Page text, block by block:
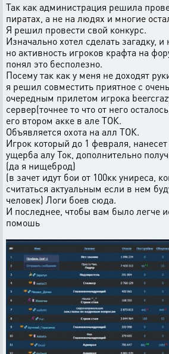
Так как администрация решила
пиратах, а не на людях и многие
Я решил провести свой конкурс.
Изначально хотел сделать загадку,
но активность игроков крафта на
понял это бесполезно.
Посему так как у меня не доходят
я решил совместить приятное с
очередным прилетом игрока
сервер(точнее то что от него
его втором акке в але ТОК.
Объявляется охота на алл ТОК.
Игрок который до 1 февраля,
ущерба алу Ток, дополнительно
(да я нищеброд)
(в зачет идут бои от 100кк униреса,
считаться актуальным если в нем
человек) Логи боев сюда.
И последнее, чтобы вам было легче
помошь